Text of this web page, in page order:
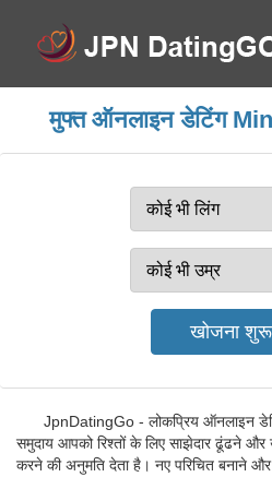
मुफ्त ऑनलाइन डेटिंग
JpnDatingGo - लोकप्रिय ऑनलाइन
समुदाय आपको रिश्तों के लिए साझेदार ढूंढने
करने की अनुमति देता है। नए परिचित बनाने